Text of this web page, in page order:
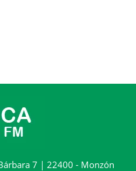
7 | 22400 - Monzón